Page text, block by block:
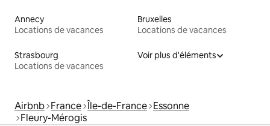
Annecy
Locations de vacances
Bruxelles
Locations de vacances
Strasbourg
Locations de vacances
Voir plus d'éléments
Airbnb France Île-de-France Essonne
Fleury-Mérogis